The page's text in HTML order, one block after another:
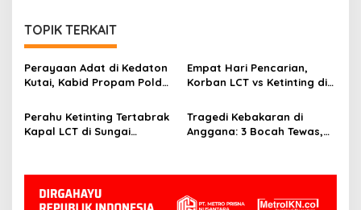
TOPIK TERKAIT
Perayaan Adat di Kedaton
Kutai, Kabid Propam Polda
Empat Hari Pencarian,
Korban LCT vs Ketinting di
Ditemukan
Perahu Ketinting Tertabrak
Kapal LCT di Sungai
Orang Hilang
Tragedi Kebakaran di
Anggana: 3 Bocah Tewas,